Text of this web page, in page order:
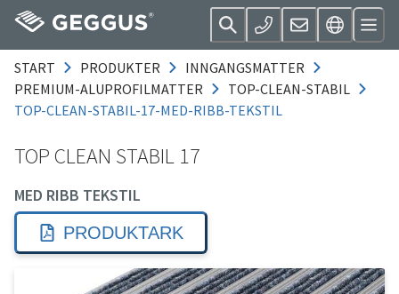
START PRODUKTER
INNGANGSMATTER
PREMIUM-ALUPROFILMATTER
TOP-CLEAN-STABIL
TOP-CLEAN-STABIL-17-MED-RIBB-TEKSTIL
TOP CLEAN STABIL 17
MED RIBB TEKSTIL
PRODUKTARK